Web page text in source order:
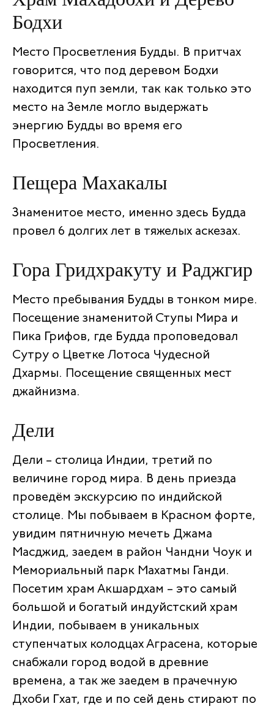
Бодхи
Место Просветления Будды. В притчах
говорится, что под деревом Бодхи
находится пуп земли, так как только это
место на Земле могло выдержать
энергию Будды во время его
Просветления.
Пещера Махакалы
Знаменитое место, именно здесь Будда
провел 6 долгих лет в тяжелых аскезах.
Гора Гридхракуту и Раджгир
Место пребывания Будды в тонком мире.
Посещение знаменитой Ступы Мира и
Пика Грифов, где Будда проповедовал
Сутру о Цветке Лотоса Чудесной
Дхармы. Посещение священных мест
джайнизма.
Дели
Дели – столица Индии, третий по
величине город мира. В день приезда
проведём экскурсию по индийской
столице. Мы побываем в Красном форте,
увидим пятничную мечеть Джама
Масджид, заедем в район Чандни Чоук и
Мемориальный парк Махатмы Ганди.
Посетим храм Акшардхам – это самый
большой и богатый индуйстский храм
Индии, побываем в уникальных
ступенчатых колодцах Аграсена, которые
снабжали город водой в древние
времена, а так же заедем в прачечную
Дхоби Гхат, где и по сей день стирают по